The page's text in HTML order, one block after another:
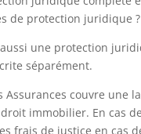
de protection juridique ?
une protection
séparément.
couvre
immobilier. En cas
frais de justice en cas